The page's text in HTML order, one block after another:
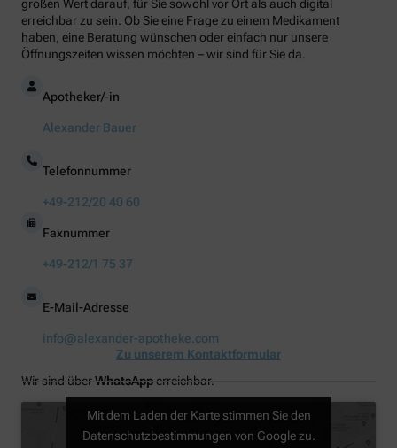
großen Wert darauf, für Sie sowohl vor Ort als auch digital
erreichbar zu sein. Ob Sie eine Frage zu einem Medikament
haben, eine Beratung wünschen oder einfach nur unsere
Öffnungszeiten wissen möchten – wir sind für Sie da.
Apotheker/-in
Alexander Bauer
Telefonnummer
+49-212/20 40 60
Faxnummer
+49-212/1 75 37
E-Mail-Adresse
info@alexander-apotheke.com
Zu unserem Kontaktformular
Wir sind überWhatsApperreichbar.
Mit dem Laden der Karte stimmen Sie den
Datenschutzbestimmungen von Google zu.